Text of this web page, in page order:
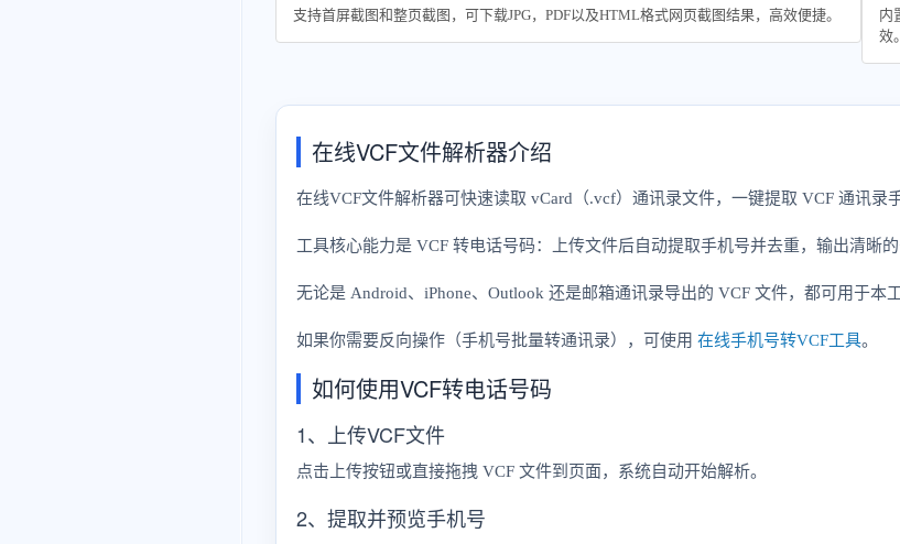
支持首屏截图和整页截图，可下载JPG，PDF以及HTML格式网页截图结果，高效便捷。
内
效。
在线VCF文件解析器介绍
在线VCF文件解析器可快速读取 vCard（.vcf）通讯录文件，一键提取 VCF 通讯录
工具核心能力是 VCF 转电话号码：上传文件后自动提取手机号并去重，输出清晰
无论是 Android、iPhone、Outlook 还是邮箱通讯录导出的 VCF 文件，都可用于本
如果你需要反向操作（手机号批量转通讯录），可使用 在线手机号转VCF工具。
如何使用VCF转电话号码
1、上传VCF文件
点击上传按钮或直接拖拽 VCF 文件到页面，系统自动开始解析。
2、提取并预览手机号